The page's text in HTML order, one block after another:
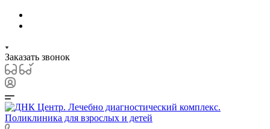
Заказать звонок